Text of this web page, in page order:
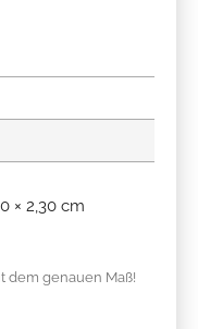
× 2,30 cm
dem genauen Maß!